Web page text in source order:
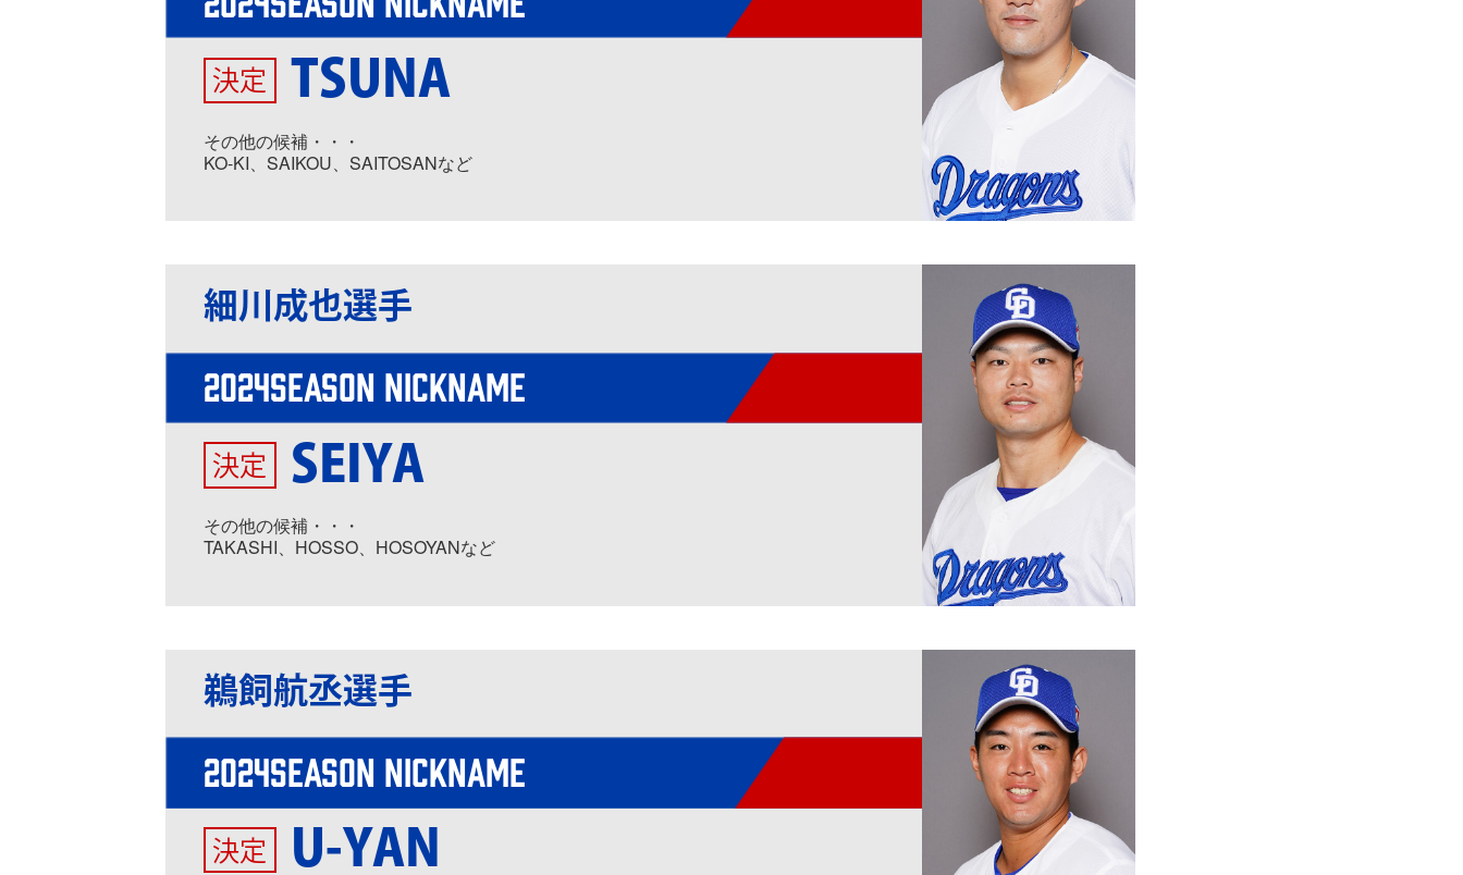
決定 TSUNA
その他の候補・・・
KO-KI、SAIKOU、SAITOSANなど
細川成也選手
2024SEASON NICKNAME
決定 SEIYA
その他の候補・・・
TAKASHI、HOSSO、HOSOYANなど
鵜飼航丞選手
2024SEASON NICKNAME
決定 U-YAN